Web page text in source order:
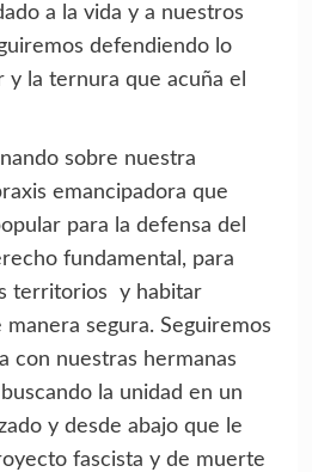
a la vida y a nuestros
defendiendo lo
y la ternura que acuña el
sobre nuestra
emancipadora que
para la defensa del
fundamental, para
territorios y habitar
segura. Seguiremos
con nuestras hermanas
la unidad en un
y desde abajo que le
fascista y de muerte